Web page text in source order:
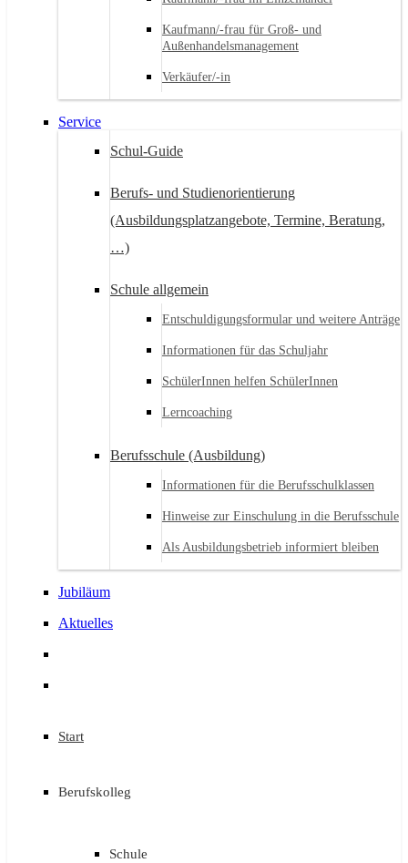
Kaufmann/-frau für Groß- und
Außenhandelsmanagement
Verkäufer/-in
Service
Schul-Guide
Berufs- und Studienorientierung
(Ausbildungsplatzangebote, Termine, Beratung,
…)
Schule allgemein
Entschuldigungsformular und weitere Anträge
Informationen für das Schuljahr
SchülerInnen helfen SchülerInnen
Lerncoaching
Berufsschule (Ausbildung)
Informationen für die Berufsschulklassen
Hinweise zur Einschulung in die Berufsschule
Als Ausbildungsbetrieb informiert bleiben
Jubiläum
Aktuelles
Start
Berufskolleg
Schule